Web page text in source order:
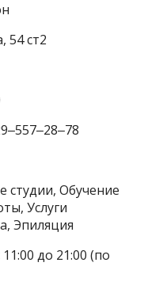
54 ст2
студии, Обучение
Услуги
Эпиляция
до 21:00 (по